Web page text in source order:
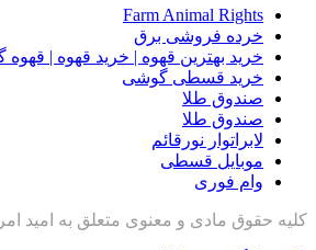
Farm Animal Rights
خرده فروشی برق
خرید بهترین قهوه | خرید قهوه | قهوه
خرید قسطی گوشی
صندوق طلا
صندوق طلا
لابراتوار نورقائم
موبایل قسطی
وام فوری
کلیه حقوق مادی و معنوی متعلق به امید